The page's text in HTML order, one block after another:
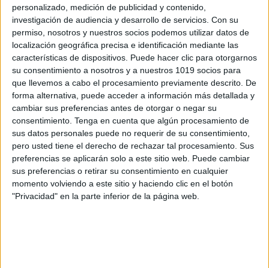
personalizado, medición de publicidad y contenido,
investigación de audiencia y desarrollo de servicios. Con su
permiso, nosotros y nuestros socios podemos utilizar datos de
localización geográfica precisa e identificación mediante las
características de dispositivos. Puede hacer clic para otorgarnos
su consentimiento a nosotros y a nuestros 1019 socios para
que llevemos a cabo el procesamiento previamente descrito. De
forma alternativa, puede acceder a información más detallada y
cambiar sus preferencias antes de otorgar o negar su
consentimiento. Tenga en cuenta que algún procesamiento de
sus datos personales puede no requerir de su consentimiento,
pero usted tiene el derecho de rechazar tal procesamiento. Sus
preferencias se aplicarán solo a este sitio web. Puede cambiar
sus preferencias o retirar su consentimiento en cualquier
momento volviendo a este sitio y haciendo clic en el botón
"Privacidad" en la parte inferior de la página web.
Orientación Andújar en el Periódico
«Escuela»
Publicado el 5 abril, 2011
Nuestro blog ha sido objeto de un reportaje en el
periódico “Escuela” (Escuela Española) una
entrevista y reportaje de Daniel Cela, sobre Nosotros y
sobre el trabajo que llevamos en […]
SEGUIR LEYENDO